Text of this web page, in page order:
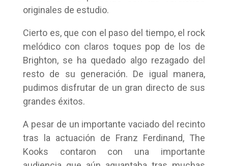
originales de estudio.
Cierto es, que con el paso del tiempo, el rock
melódico con claros toques pop de los de
Brighton, se ha quedado algo rezagado del
resto de su generación. De igual manera,
pudimos disfrutar de un gran directo de sus
grandes éxitos.
A pesar de un importante vaciado del recinto
tras la actuación de Franz Ferdinand, The
Kooks contaron con una importante